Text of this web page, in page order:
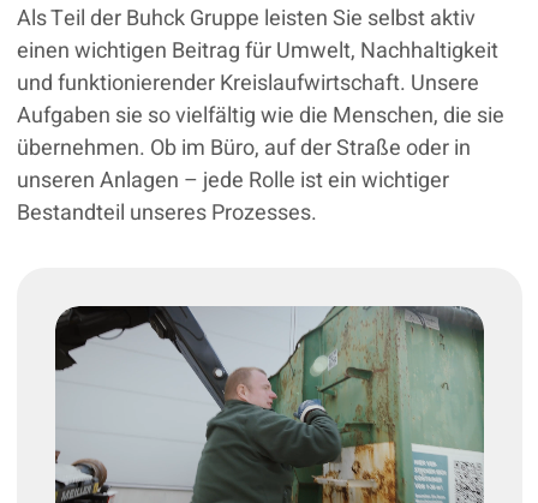
Als Teil der Buhck Gruppe leisten Sie selbst aktiv
einen wichtigen Beitrag für Umwelt, Nachhaltigkeit
und funktionierender Kreislaufwirtschaft. Unsere
Aufgaben sie so vielfältig wie die Menschen, die sie
übernehmen. Ob im Büro, auf der Straße oder in
unseren Anlagen – jede Rolle ist ein wichtiger
Bestandteil unseres Prozesses.